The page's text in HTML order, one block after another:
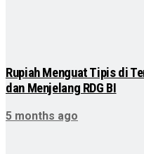
Rupiah Menguat Tipis di
dan Menjelang RDG BI
5 months ago